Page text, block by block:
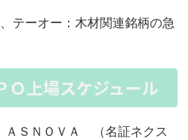
テーオー：木材関連銘柄の急
Ｏ上場スケジュール
ＳＮＯＶＡ （名証ネクス